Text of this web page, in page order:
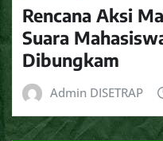
Rencana Aksi
Suara
Dibungkam
Admin DISETRAP